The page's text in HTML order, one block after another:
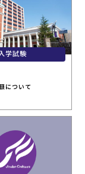
学試験
について